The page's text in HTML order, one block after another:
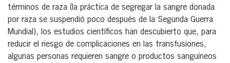
términos de raza (la práctica de segregar la sangre donada
por raza se suspendió poco después de la Segunda Guerra
Mundial), los estudios científicos han descubierto que, para
reducir el riesgo de complicaciones en las transfusiones,
algunas personas requieren sangre o productos sanguíneos